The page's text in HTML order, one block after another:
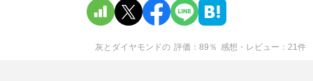
灰とダイヤモンドの 評価 89 ％ 感想・レビュー 21件